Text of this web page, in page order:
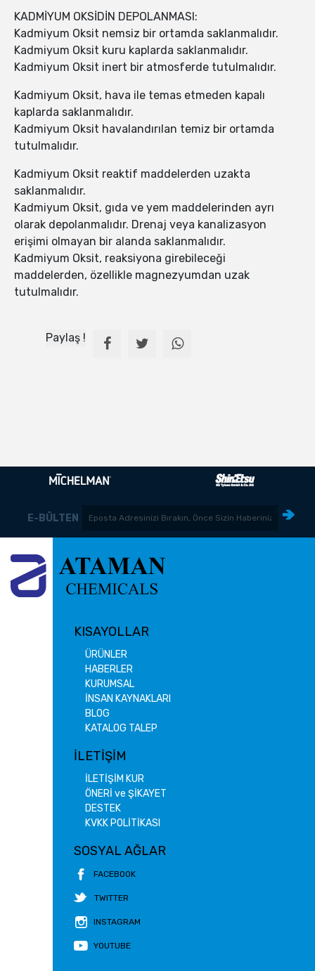
KADMİYUM OKSİDİN DEPOLANMASI:
Kadmiyum Oksit nemsiz bir ortamda saklanmalıdır.
Kadmiyum Oksit kuru kaplarda saklanmalıdır.
Kadmiyum Oksit inert bir atmosferde tutulmalıdır.
Kadmiyum Oksit, hava ile temas etmeden kapalı
kaplarda saklanmalıdır.
Kadmiyum Oksit havalandırılan temiz bir ortamda
tutulmalıdır.
Kadmiyum Oksit reaktif maddelerden uzakta
saklanmalıdır.
Kadmiyum Oksit, gıda ve yem maddelerinden ayrı
olarak depolanmalıdır. Drenaj veya kanalizasyon
erişimi olmayan bir alanda saklanmalıdır.
Kadmiyum Oksit, reaksiyona girebileceği
maddelerden, özellikle magnezyumdan uzak
tutulmalıdır.
Paylaş !
E-BÜLTEN
KISAYOLLAR
ÜRÜNLER
HABERLER
KURUMSAL
İNSAN KAYNAKLARI
BLOG
KATALOG TALEP
İLETİŞİM
İLETİŞİM KUR
ÖNERİ ve ŞİKAYET
DESTEK
KVKK POLİTİKASI
SOSYAL AĞLAR
FACEBOOK
TWITTER
INSTAGRAM
YOUTUBE